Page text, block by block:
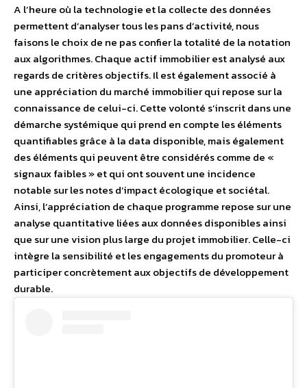
A l’heure où la technologie et la collecte des données
permettent d’analyser tous les pans d’activité, nous
faisons le choix de ne pas confier la totalité de la notation
aux algorithmes. Chaque actif immobilier est analysé aux
regards de critères objectifs. Il est également associé à
une appréciation du marché immobilier qui repose sur la
connaissance de celui-ci. Cette volonté s’inscrit dans une
démarche systémique qui prend en compte les éléments
quantifiables grâce à la data disponible, mais également
des éléments qui peuvent être considérés comme de «
signaux faibles » et qui ont souvent une incidence
notable sur les notes d’impact écologique et sociétal.
Ainsi, l’appréciation de chaque programme repose sur une
analyse quantitative liées aux données disponibles ainsi
que sur une vision plus large du projet immobilier. Celle-ci
intègre la sensibilité et les engagements du promoteur à
participer concrètement aux objectifs de développement
durable.